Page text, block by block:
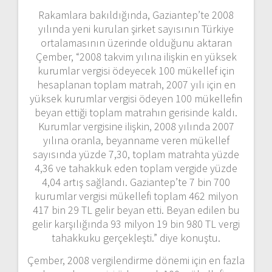
Rakamlara bakıldığında, Gaziantep’te 2008
yılında yeni kurulan şirket sayısının Türkiye
ortalamasının üzerinde olduğunu aktaran
Çember, “2008 takvim yılına ilişkin en yüksek
kurumlar vergisi ödeyecek 100 mükellef için
hesaplanan toplam matrah, 2007 yılı için en
yüksek kurumlar vergisi ödeyen 100 mükellefin
beyan ettiği toplam matrahın gerisinde kaldı.
Kurumlar vergisine ilişkin, 2008 yılında 2007
yılına oranla, beyanname veren mükellef
sayısında yüzde 7,30, toplam matrahta yüzde
4,36 ve tahakkuk eden toplam vergide yüzde
4,04 artış sağlandı. Gaziantep’te 7 bin 700
kurumlar vergisi mükellefi toplam 462 milyon
417 bin 29 TL gelir beyan etti. Beyan edilen bu
gelir karşılığında 93 milyon 19 bin 980 TL vergi
tahakkuku gerçekleşti.” diye konuştu.
Çember, 2008 vergilendirme dönemi için en fazla